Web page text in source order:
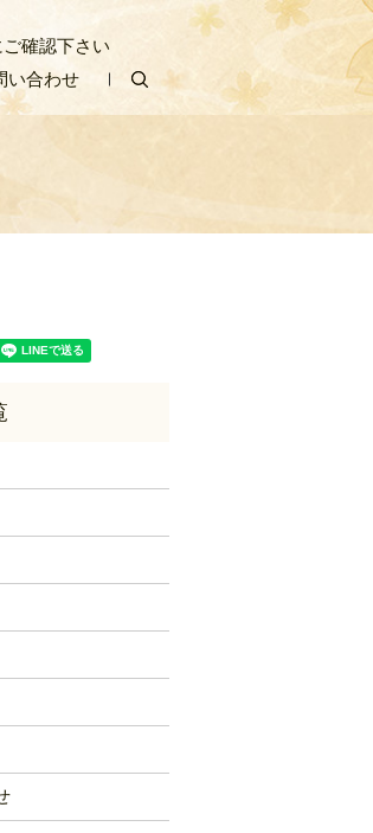
にご確認下さい
い合わせ search